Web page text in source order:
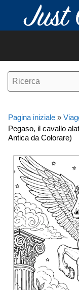
contenuto
Pagina iniziale »
Pegaso, il cavallo
Antica da Colorare)